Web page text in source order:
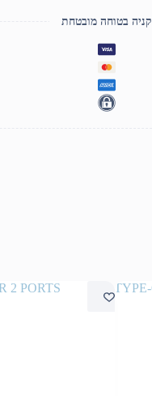
קניה בטוחה מובטחת